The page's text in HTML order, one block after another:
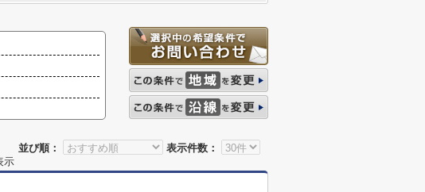
並び順：
表示件数：
示